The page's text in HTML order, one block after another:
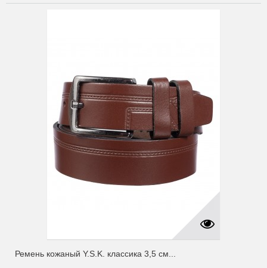
Ремень кожаный Y.S.K. классика 3,5 см...